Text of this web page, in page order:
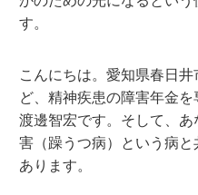
す。
こんにちは。愛知県春日井
ど、精神疾患の障害年金
渡邊智宏です。そして、
害（躁うつ病）という病
あります。